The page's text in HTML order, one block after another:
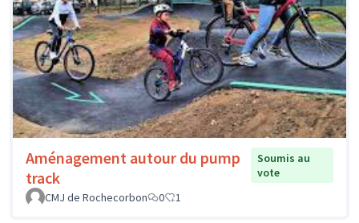
Aménagement autour du pump
track
Soumis au
vote
CMJ de Rochecorbon
0 1